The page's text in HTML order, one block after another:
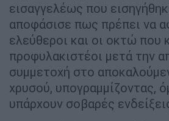
εισαγγελέως που
αποφάσισε πως πρέπει να
ελεύθεροι και οι οκτώ που
προφυλακιστέοι μετά την
συμμετοχή στο
χρυσού, υπογραμμίζοντας,
υπάρχουν σοβαρές